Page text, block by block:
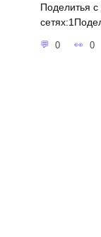
Поделитья
0 0